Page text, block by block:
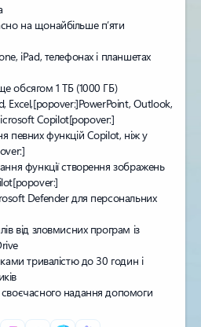
на щонайбільше п’яти
iPad, телефонах і планшетах
обсягом 1 ТБ (1000 ГБ)
Excel,[popover:]PowerPoint, Outlook,
Copilot[popover:]
певних функцій Copilot, ніж у
функції створення зображень
[popover:]
Defender для персональних
від зловмисних програм із
тривалістю до 30 годин і
надання допомоги